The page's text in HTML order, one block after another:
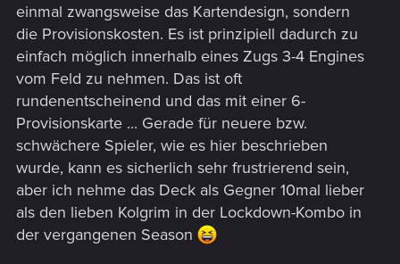
einmal zwangsweise das Kartendesign, sondern
die Provisionskosten. Es ist prinzipiell dadurch zu
einfach möglich innerhalb eines Zugs 3-4 Engines
vom Feld zu nehmen. Das ist oft
rundenentscheinend und das mit einer 6-
Provisionskarte ... Gerade für neuere bzw.
schwächere Spieler, wie es hier beschrieben
wurde, kann es sicherlich sehr frustrierend sein,
aber ich nehme das Deck als Gegner 10mal lieber
als den lieben Kolgrim in der Lockdown-Kombo in
der vergangenen Season